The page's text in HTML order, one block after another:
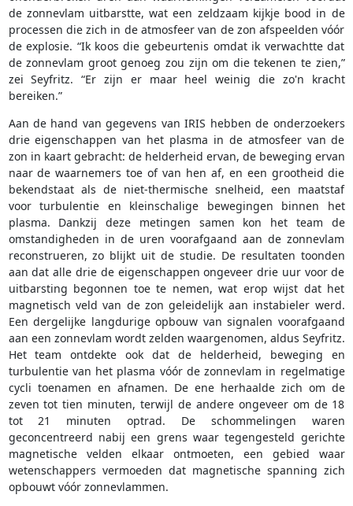
de zonnevlam uitbarstte, wat een zeldzaam kijkje bood in de
processen die zich in de atmosfeer van de zon afspeelden vóór
de explosie. “Ik koos die gebeurtenis omdat ik verwachtte dat
de zonnevlam groot genoeg zou zijn om die tekenen te zien,”
zei Seyfritz. “Er zijn er maar heel weinig die zo'n kracht
bereiken.”
Aan de hand van gegevens van IRIS hebben de onderzoekers
drie eigenschappen van het plasma in de atmosfeer van de
zon in kaart gebracht: de helderheid ervan, de beweging ervan
naar de waarnemers toe of van hen af, en een grootheid die
bekendstaat als de niet-thermische snelheid, een maatstaf
voor turbulentie en kleinschalige bewegingen binnen het
plasma. Dankzij deze metingen samen kon het team de
omstandigheden in de uren voorafgaand aan de zonnevlam
reconstrueren, zo blijkt uit de studie. De resultaten toonden
aan dat alle drie de eigenschappen ongeveer drie uur voor de
uitbarsting begonnen toe te nemen, wat erop wijst dat het
magnetisch veld van de zon geleidelijk aan instabieler werd.
Een dergelijke langdurige opbouw van signalen voorafgaand
aan een zonnevlam wordt zelden waargenomen, aldus Seyfritz.
Het team ontdekte ook dat de helderheid, beweging en
turbulentie van het plasma vóór de zonnevlam in regelmatige
cycli toenamen en afnamen. De ene herhaalde zich om de
zeven tot tien minuten, terwijl de andere ongeveer om de 18
tot 21 minuten optrad. De schommelingen waren
geconcentreerd nabij een grens waar tegengesteld gerichte
magnetische velden elkaar ontmoeten, een gebied waar
wetenschappers vermoeden dat magnetische spanning zich
opbouwt vóór zonnevlammen.